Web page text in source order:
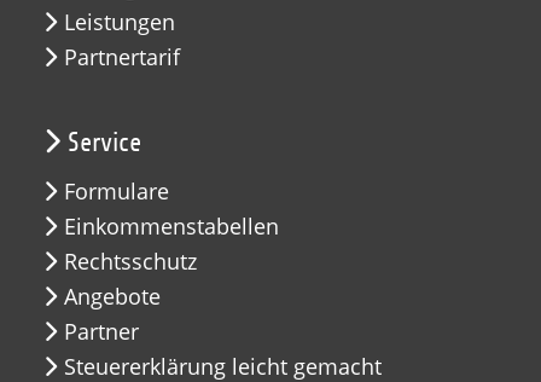
Leistungen
Partnertarif
Service
Formulare
Einkommenstabellen
Rechtsschutz
Angebote
Partner
Steuererklärung leicht gemacht